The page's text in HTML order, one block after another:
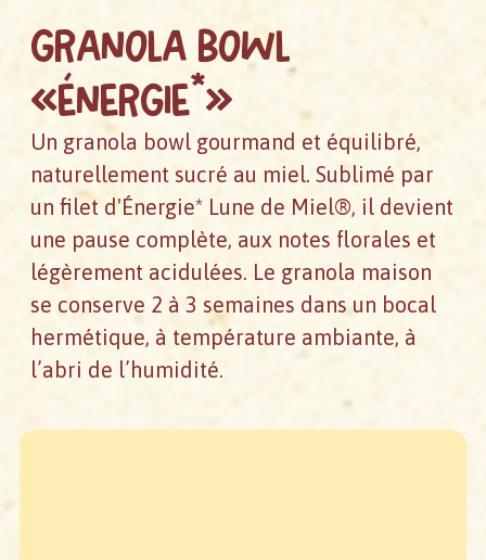
Granola bowl
«énergie*»
Un granola bowl gourmand et équilibré,
naturellement sucré au miel. Sublimé par
un filet d'Énergie* Lune de Miel®, il devient
une pause complète, aux notes florales et
légèrement acidulées. Le granola maison
se conserve 2 à 3 semaines dans un bocal
hermétique, à température ambiante, à
l’abri de l’humidité.